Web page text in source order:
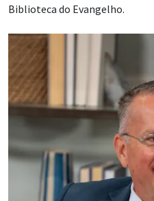
Biblioteca do Evangelho.